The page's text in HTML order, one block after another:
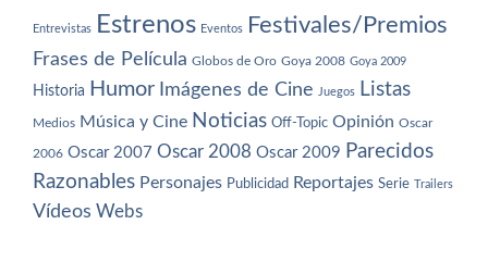
Entrevistas Estrenos Eventos Festivales/Premios
Frases de Película Globos de Oro Goya 2008 Goya 2009
Historia Humor Imágenes de Cine Juegos Listas
Medios Música y Cine Noticias Off-Topic Opinión Oscar
2006 Oscar 2007 Oscar 2008 Oscar 2009 Parecidos
Razonables Personajes Publicidad Reportajes Serie Trailers
Vídeos Webs